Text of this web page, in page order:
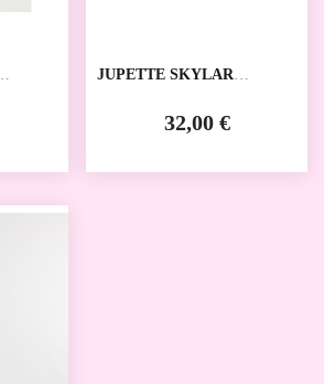
JUPETTE SKYLAR
32,00 €